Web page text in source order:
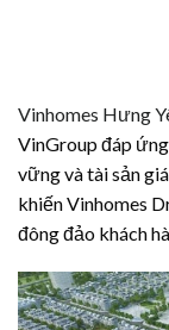
Vinhomes Hưng
VinGroup đáp
vững và tài sản
khiến Vinhomes
đông đảo khách